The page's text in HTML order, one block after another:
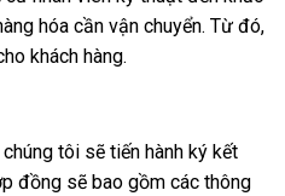
hóa cần vận chuyển. Từ đó,
khách hàng.
tôi sẽ tiến hành ký kết
đồng sẽ bao gồm các thông